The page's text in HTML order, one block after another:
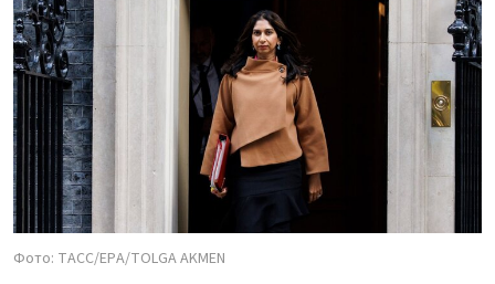
Фото: ТАСС/EPA/TOLGA AKMEN